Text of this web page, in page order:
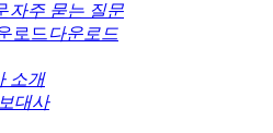
자주 묻는 질문
다운로드
소개
대사